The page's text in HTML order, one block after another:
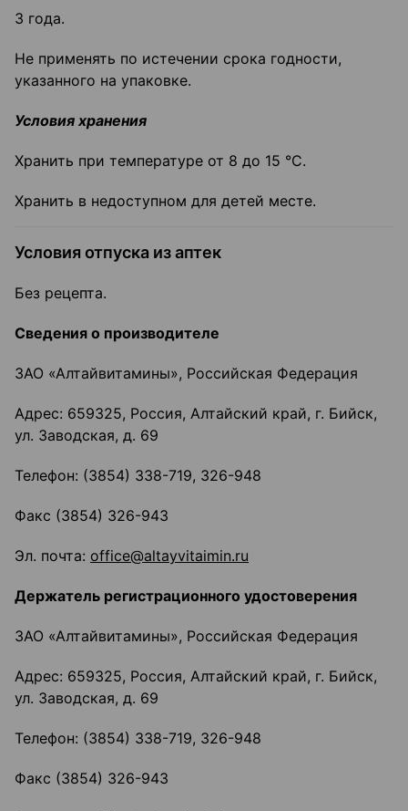
3 года.
Не применять по истечении срока годности,
указанного на упаковке.
Условия хранения
Хранить при температуре от 8 до 15 °C.
Хранить в недоступном для детей месте.
Условия отпуска из аптек
Без рецепта.
Сведения о производителе
ЗАО «Алтайвитамины», Российская Федерация
Адрес: 659325, Россия, Алтайский край, г. Бийск,
ул. Заводская, д. 69
Телефон: (3854) 338-719, 326-948
Факс (3854) 326-943
Эл. почта: оffice@altayvitaimin.ru
Держатель регистрационного удостоверения
ЗАО «Алтайвитамины», Российская Федерация
Адрес: 659325, Россия, Алтайский край, г. Бийск,
ул. Заводская, д. 69
Телефон: (3854) 338-719, 326-948
Факс (3854) 326-943